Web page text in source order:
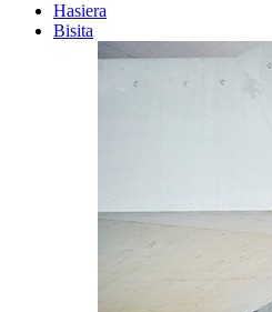
Hasiera
Bisita